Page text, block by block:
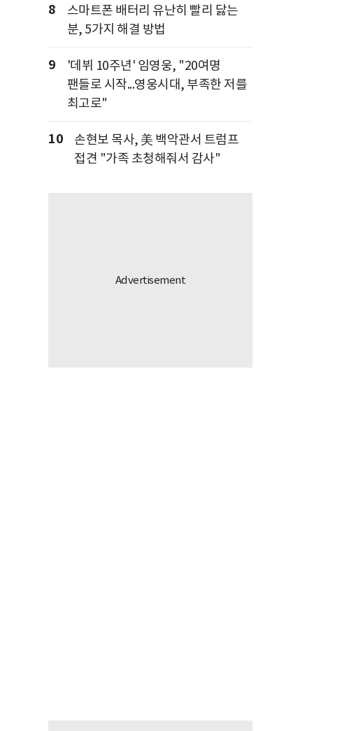
8
스마트폰 배터리 유난히 빨리 닳는
분, 5가지 해결 방법
9
'데뷔 10주년' 임영웅, "20여명
팬들로 시작...영웅시대, 부족한 저를
최고로"
10
손현보 목사, 美 백악관서 트럼프
접견 "가족 초청해줘서 감사"